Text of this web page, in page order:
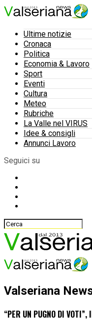
Ultime notizie
Cronaca
Politica
Economia & Lavoro
Sport
Eventi
Cultura
Meteo
Rubriche
La Valle nel VIRUS
Idee & consigli
Annunci Lavoro
Seguici su
Valseriana
“PER UN PUGNO DI